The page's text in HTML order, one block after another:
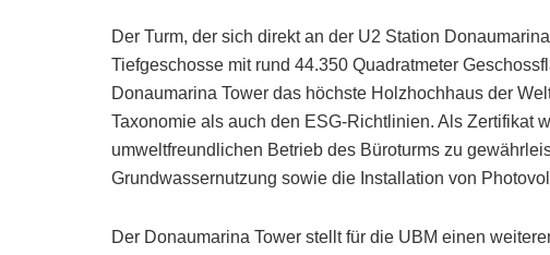
Der Turm, der sich direkt an der U2 Station
Tiefgeschosse mit rund 44.350 Quadratmeter
Donaumarina Tower das höchste Holzhochhaus der
Taxonomie als auch den ESG-Richtlinien. Als Zertifikat
umweltfreundlichen Betrieb des Büroturms zu
Grundwassernutzung sowie die Installation von
Der Donaumarina Tower stellt für die UBM einen